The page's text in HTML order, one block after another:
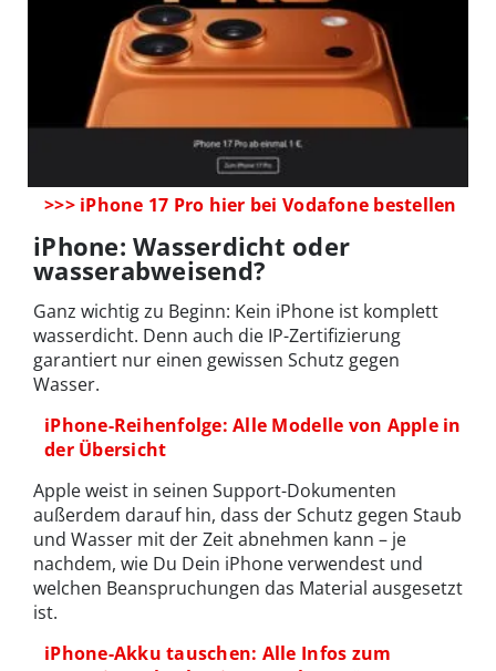
>>> iPhone 17 Pro hier bei Vodafone bestellen
iPhone: Wasserdicht oder
wasserabweisend?
Ganz wichtig zu Beginn: Kein iPhone ist komplett
wasserdicht. Denn auch die IP-Zertifizierung
garantiert nur einen gewissen Schutz gegen
Wasser.
iPhone-Reihenfolge: Alle Modelle von Apple in
der Übersicht
Apple weist in seinen Support-Dokumenten
außerdem darauf hin, dass der Schutz gegen Staub
und Wasser mit der Zeit abnehmen kann – je
nachdem, wie Du Dein iPhone verwendest und
welchen Beanspruchungen das Material ausgesetzt
ist.
iPhone-Akku tauschen: Alle Infos zum